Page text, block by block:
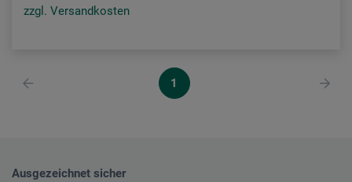
zzgl. Versandkosten
1
Ausgezeichnet sicher